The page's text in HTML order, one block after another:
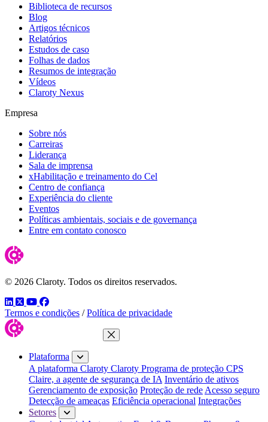
Biblioteca de recursos
Blog
Artigos técnicos
Relatórios
Estudos de caso
Folhas de dados
Resumos de integração
Vídeos
Claroty Nexus
Empresa
Sobre nós
Carreiras
Liderança
Sala de imprensa
xHabilitação e treinamento do Cel
Centro de confiança
Experiência do cliente
Eventos
Políticas ambientais, sociais e de governança
Entre em contato conosco
© 2026 Claroty. Todos os direitos reservados.
LinkedIn
TwitterYouTube
Facebook
Termos e condições / Política de privacidade
Fechar menu
Plataforma
A plataforma Claroty Claroty Programa de proteção CPS
Claire, a agente de segurança de IA Inventário de ativos
Gerenciamento de exposição Proteção de rede Acesso seguro
Detecção de ameaças Eficiência operacional Integrações
Setores